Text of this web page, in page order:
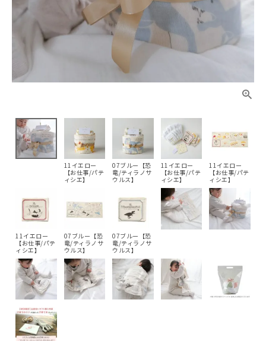
11イエロー
【お仕事/パテ
ィシエ】
07ブルー【恐
竜/ティラノサ
ウルス】
11イエロー
【お仕事/パテ
ィシエ】
11イエロー
【お仕事/パテ
ィシエ】
11イエロー
【お仕事/パテ
ィシエ】
07ブルー【恐
竜/ティラノサ
ウルス】
07ブルー【恐
竜/ティラノサ
ウルス】